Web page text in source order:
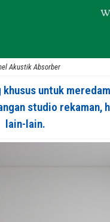
Akustik Absorber
untuk
studio
lain-lain.